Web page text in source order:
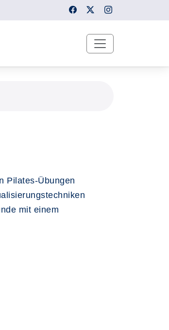
Pilates-Übungen
mit einem